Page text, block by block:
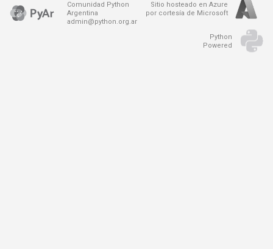
Comunidad Python
Argentina
admin@python.org.ar
Sitio hosteado en Azure
por cortesía de Microsoft
Python
Powered